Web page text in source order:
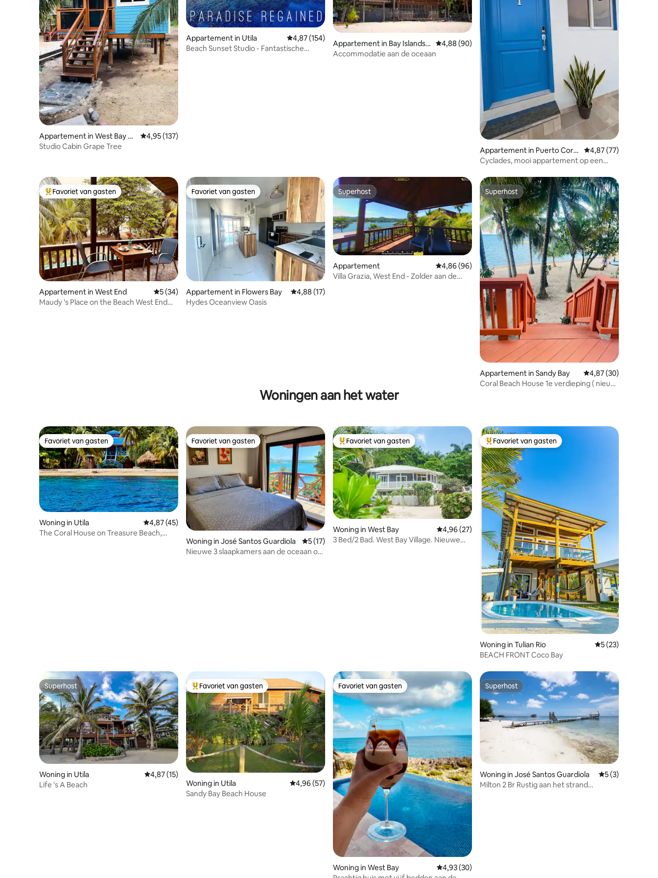
Appartement in West Bay Ro
ad,
Gemiddelde beoordeling van 4,95 op 5, 137 recensies
4,95 (137)
Studio Cabin Grape Tree
Appartement in Utila Gemiddelde beoordeling van 4,87 op 5, 154 recensies
4,87 (154)
Beach Sunset Studio - Fantastische
Appartement in Bay Islands
Department
Gemiddelde beoordeling van 4,88 op 5, 90 recensies
4,88 (90)
Accommodatie aan de oceaan
Appartement in Puerto Cort
es
Gemiddelde
4,87 (77)
Cyclades, mooi appartement op een
Topfavoriet van gasten
Favoriet van gasten
Appartement in West End Gemiddelde beoordeling van 5 op 5, 34 recensies
5 (34)
Maudy 's Place on the Beach West End
Favoriet van gasten
Favoriet van gasten
Appartement in Flowers Bay Gemiddelde beoordeling van 4,88 op 5, 17 recensies
4,88 (17)
Hydes Oceanview Oasis
Superhost
Superhost
Appartement Gemiddelde beoordeling van 4,86 op 5, 96 recensies
4,86 (96)
Villa Grazia, West End - Zolder aan de
Superhost
Superhost
Appartement in Sandy Bay Gemiddelde
4,87 (30)
Coral Beach House 1e verdieping ( nieuw
Woningen aan het water
Favoriet van gasten
Favoriet van gasten
Woning in Utila Gemiddelde beoordeling van 4,87 op 5, 45 recensies
4,87 (45)
The Coral House on Treasure Beach,
Favoriet van gasten
Favoriet van gasten
Woning in José Santos Guardiola Gemiddelde beoordeling van 5 op 5, 17 recensies
5 (17)
Nieuwe 3 slaapkamers aan de oceaan op
Topfavoriet van gasten
Favoriet van gasten
Woning in West Bay Gemiddelde beoordeling van 4,96 op 5, 27 recensies
4,96 (27)
3 Bed/2 Bad. West Bay Village. Nieuwe
Topfavoriet van gasten
Favoriet van gasten
Woning in Tulian Rio Gemiddelde
5 (23)
BEACH FRONT Coco Bay
Superhost
Superhost
Woning in Utila Gemiddelde beoordeling van 4,87 op 5, 15 recensies
4,87 (15)
Life 's A Beach
Topfavoriet van gasten
Favoriet van gasten
Woning in Utila Gemiddelde beoordeling van 4,96 op 5, 57 recensies
4,96 (57)
Sandy Bay Beach House
Favoriet van gasten
Favoriet van gasten
Woning in West Bay Gemiddelde beoordeling van 4,93 op 5, 30 recensies
4,93 (30)
Superhost
Superhost
Woning in José Santos Guardiola Gemiddelde
5 (3)
Milton 2 Br Rustig aan het strand